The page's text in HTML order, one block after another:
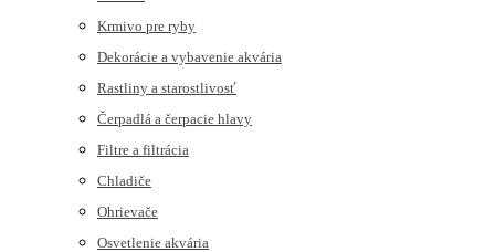
Krmivo pre ryby
Dekorácie a vybavenie akvária
Rastliny a starostlivosť
Čerpadlá a čerpacie hlavy
Filtre a filtrácia
Chladiče
Ohrievače
Osvetlenie akvária